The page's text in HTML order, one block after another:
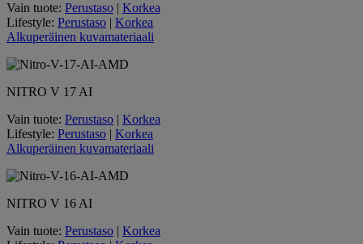
Vain tuote: Perustaso | Korkea
Lifestyle: Perustaso | Korkea
Alkuperäinen kuvamateriaali
NITRO V 17 AI
Vain tuote: Perustaso | Korkea
Lifestyle: Perustaso | Korkea
Alkuperäinen kuvamateriaali
NITRO V 16 AI
Vain tuote: Perustaso | Korkea